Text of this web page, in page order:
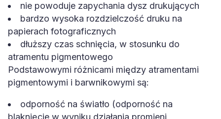
nie powoduje zapychania dysz drukujących
bardzo wysoka rozdzielczość druku na
papierach fotograficznych
dłuższy czas schnięcia, w stosunku do
atramentu pigmentowego
Podstawowymi różnicami między atramentami
pigmentowymi i barwnikowymi są:
odporność na światło (odporność na
blaknięcie w wyniku działania promieni